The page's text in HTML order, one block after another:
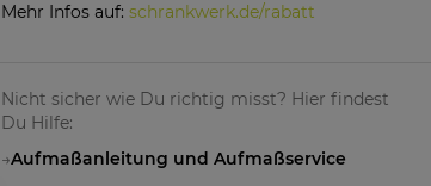
Mehr Infos auf: schrankwerk.de/rabatt
Nicht sicher wie Du richtig misst? Hier findest
Du Hilfe:
→Aufmaßanleitung und Aufmaßservice